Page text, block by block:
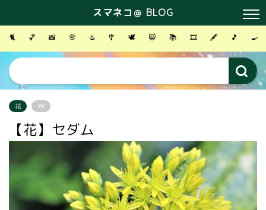
スマネコ＠ BLOG
🐈 🏀 📸 🌸 ♨️ 🎐 🕊 😸 📚 🎞 🖋 🎵 🍳
花 PR
【花】セダム